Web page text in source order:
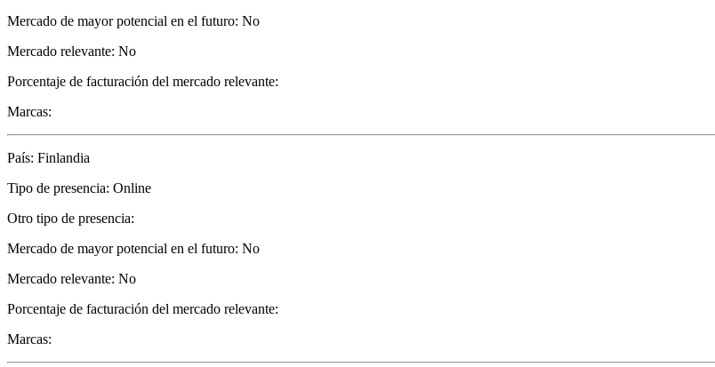
Mercado de mayor potencial en el futuro: No
Mercado relevante: No
Porcentaje de facturación del mercado relevante:
Marcas:
País: Finlandia
Tipo de presencia: Online
Otro tipo de presencia:
Mercado de mayor potencial en el futuro: No
Mercado relevante: No
Porcentaje de facturación del mercado relevante:
Marcas: